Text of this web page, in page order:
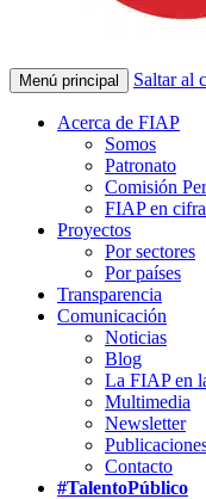
Menú principal Saltar al
Acerca de FIAP
Somos
Patronato
Comisión
FIAP en
Proyectos
Por sectores
Por países
Transparencia
Comunicación
Noticias
Blog
La FIAP en
Multimedia
Newsletter
Contacto
#TalentoPúblico